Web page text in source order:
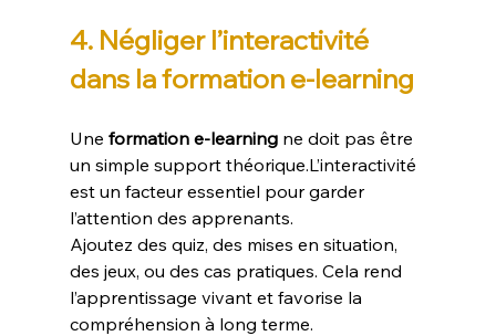
4. Négliger l’interactivité
dans la formation e-learning
Une formation e-learning ne doit pas être
un simple support théorique.L’interactivité
est un facteur essentiel pour garder
l’attention des apprenants.
Ajoutez des quiz, des mises en situation,
des jeux, ou des cas pratiques. Cela rend
l’apprentissage vivant et favorise la
compréhension à long terme.